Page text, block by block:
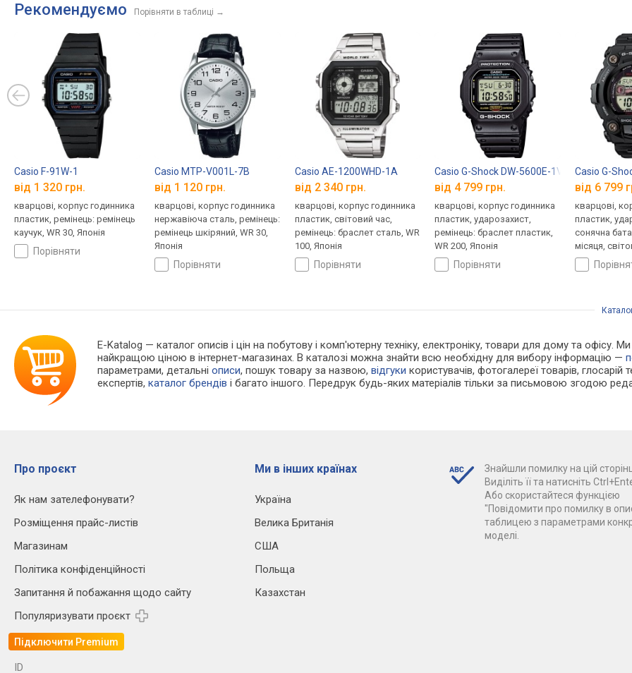
Рекомендуємо Порівняти в таблиці →
Casio F-91W-1
від 1 320 грн.
кварцові, корпус годинника
пластик, ремінець: ремінець
каучук, WR 30, Японія
порівняти
Casio MTP-V001L-7B
від 1 120 грн.
кварцові, корпус годинника
нержавіюча сталь, ремінець:
ремінець шкіряний, WR 30,
Японія
порівняти
Casio AE-1200WHD-1A
від 2 340 грн.
кварцові, корпус годинника
пластик, світовий час,
ремінець: браслет сталь, WR
100, Японія
порівняти
Casio G-Shock DW-5600E-1V
від 4 799 грн.
кварцові, корпус годинника
пластик, ударозахист,
ремінець: браслет пластик,
WR 200, Японія
порівняти
Casio G-
від 6 799
кварцові,
пластик,
сонячна
місяця,
ремінець:
WR 200,
E-Katalog — каталог описів і цін на побутову і комп'ютерну техніку, електроніку, товари для дому та офісу.
найкращою ціною в інтернет-магазинах. В каталозі можна знайти всю необхідну для вибору інформацію —
параметрами, детальніописи, пошук товару за назвою,відгуки користувачів, фотогалереї товарів, глосарій
експертів,каталог брендів і багато іншого. Передрук будь-яких матеріалів тільки за письмовою згодою
Про проєкт
Як нам зателефонувати?
Розміщення прайс-листів
Магазинам
Політика конфіденційності
Запитання й побажання щодо сайту
Популяризувати проєкт
Підключити Premium
Ми в інших країнах
Україна
Велика Британія
США
Польща
Казахстан
Знайшли помилку на цій
Виділіть її та натисніть
Або скористайтеся функцією
"Повідомити про помилку в
таблицею з параметрами
моделі.
ID